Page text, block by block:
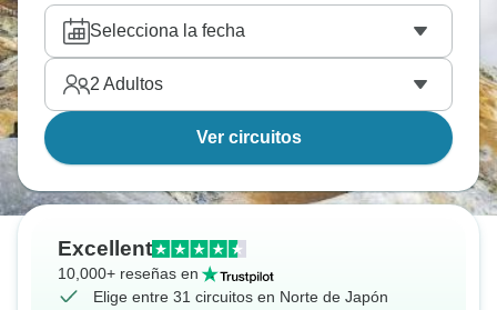
Selecciona la fecha
2 Adultos
Ver circuitos
Excellent
10,000+ reseñas en
Elige entre 31 circuitos en Norte de Japón